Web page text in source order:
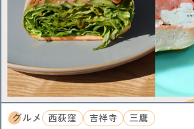
グルメ 西荻窪 吉祥寺 三鷹